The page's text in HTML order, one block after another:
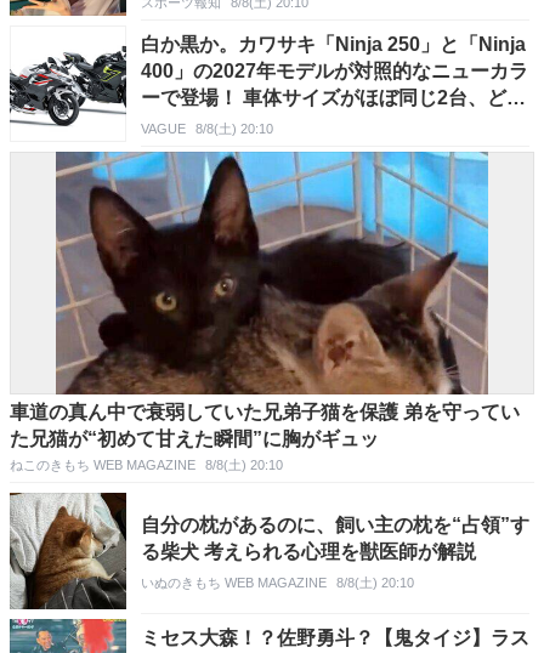
白か黒か。カワサキ「Ninja 250」と「Ninja
400」の2027年モデルが対照的なニューカラ
ーで登場！ 車体サイズがほぼ同じ2台、どち
らを選ぶ？
VAGUE 8/8(土) 20:10
車道の真ん中で衰弱していた兄弟子猫を保護 弟を守ってい
た兄猫が“初めて甘えた瞬間”に胸がギュッ
ねこのきもち WEB MAGAZINE 8/8(土) 20:10
自分の枕があるのに、飼い主の枕を“占領”す
る柴犬 考えられる心理を獣医師が解説
いぬのきもち WEB MAGAZINE 8/8(土) 20:10
ミセス大森！？佐野勇斗？【鬼タイジ】ラス